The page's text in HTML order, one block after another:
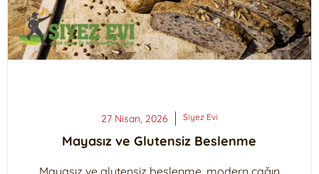
27 Nisan, 2026 Siyez Evi
Mayasız ve Glutensiz Beslenme